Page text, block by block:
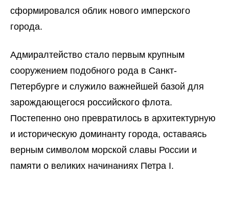
сформировался облик нового имперского
города.
Адмиралтейство стало первым крупным
сооружением подобного рода в Санкт-
Петербурге и служило важнейшей базой для
зарождающегося российского флота.
Постепенно оно превратилось в архитектурную
и историческую доминанту города, оставаясь
верным символом морской славы России и
памяти о великих начинаниях Петра I.